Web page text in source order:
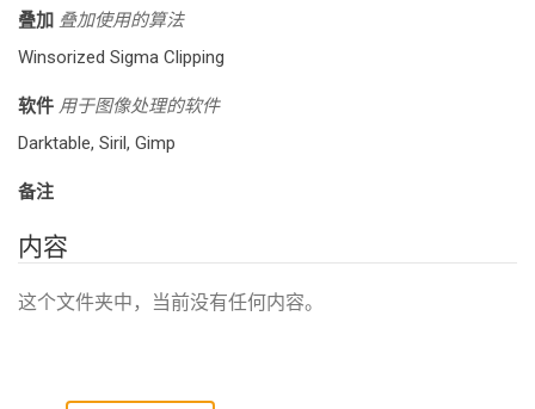
叠加 叠加使用的算法
Winsorized Sigma Clipping
软件 用于图像处理的软件
Darktable, Siril, Gimp
备注
内容
这个文件夹中，当前没有任何内容。